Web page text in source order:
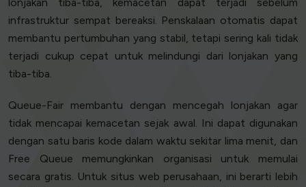
lonjakan tiba-tiba, kemacetan dapat terjadi sebelum
infrastruktur sempat bereaksi. Penskalaan otomatis dapat
membantu pertumbuhan yang stabil, tetapi sering kali tidak
terjadi cukup cepat untuk melindungi dari lonjakan yang
tiba-tiba.
Queue-Fair membantu dengan mencegah lonjakan agar
tidak mencapai kemacetan sejak awal. Ini dapat digunakan
dengan satu baris kode dalam waktu sekitar lima menit, dan
Free Queue memungkinkan organisasi untuk memulai
secara gratis. Untuk situs web perusahaan, ini berarti lebih